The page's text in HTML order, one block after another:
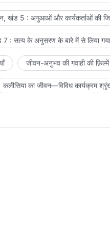
खंड 5 : अगुआओं और कार्यकर्ताओं की
: सत्य के अनुसरण के बारे में से लिया गया
जीवन-अनुभव की गवाही की फ़िल्में
कलीसिया का जीवन—विविध कार्यक्रम